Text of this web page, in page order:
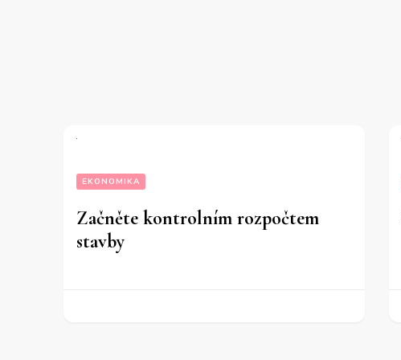
EKONOMIKA
Začněte kontrolním rozpočtem
stavby